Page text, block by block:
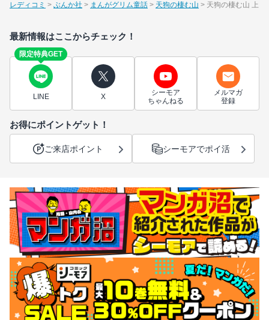
レディコミ
ぶんか社 まんがグリム童話 天狗の棲む山 天狗の棲む山 上
最新情報はここからチェック！
限定特典GET
LINE X
シーモア
ちゃんねる
メルマガ
登録
お得にポイントゲット！
ご来店ポイント シーモアでポイ活